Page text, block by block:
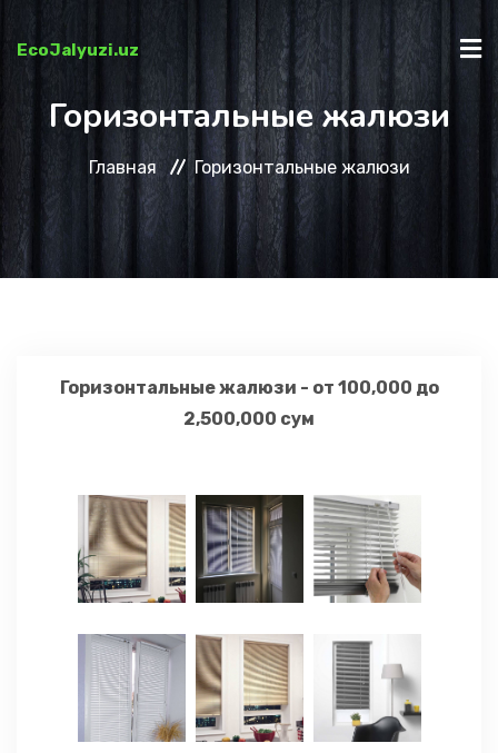
EcoJalyuzi.uz
ГЛАВНАЯ
О НАС
ОСТАВИТЬ ЗАЯВКУ
+998 (97) 432 22 22
Горизонтальные жалюзи
Главная Горизонтальные жалюзи
Горизонтальные жалюзи - от 100,000 до
2,500,000 сум